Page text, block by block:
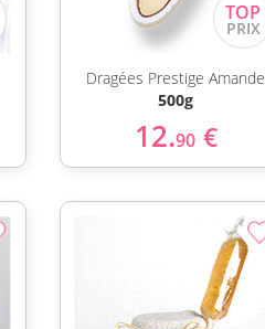
Dragées Prestige Amande
500g
12.90 €